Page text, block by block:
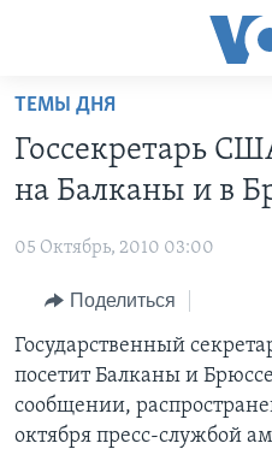
Перейти
основной
контент
навигации
Перейти
поиск
ПРОГРАММЫ
НОВОСТИ ЗА МИНУТУ
ИТОГИ
ПОЧЕМУ ЭТО ВАЖНО?
ДЕТАЛИ
УЧИМ АНГЛИЙСКИЙ
НАША АМЕРИКАНСКАЯ
А КАК В АМЕРИКЕ?
АМЕРИКАНСКИЕ ГОРОДКИ
ЭКСПЕРТИЗА
ИНТЕРВЬЮ
ФАКТЫ ПРОТИВ ФЕЙКОВ
ЗА СВОБОДУ ПРЕССЫ
УЧИМ АНГЛИЙСКИЙ
ТЕМЫ ДНЯ
Госсекретарь
на Балканы и в
05 Октябрь, 2010 03:00
Поделиться
Государственный
посетит Балканы и
сообщении,
октября пресс-службой